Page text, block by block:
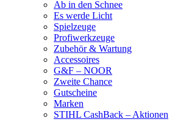
Ab in den Schnee
Es werde Licht
Spielzeuge
Profiwerkzeuge
Zubehör & Wartung
Accessoires
G&F – NOOR
Zweite Chance
Gutscheine
Marken
STIHL CashBack – Aktionen